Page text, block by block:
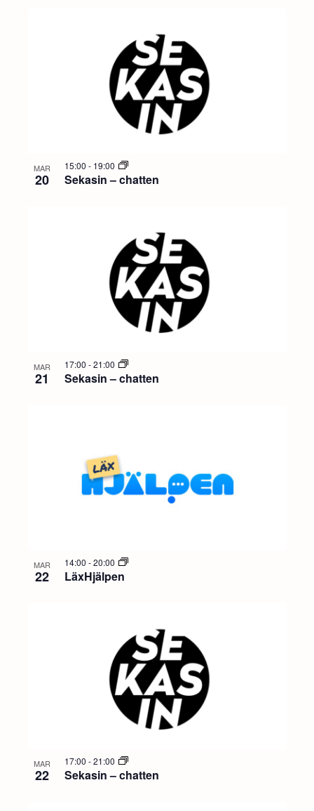
MAR
20 Sekasin – chatten
15:00 - 19:00
MAR
21 Sekasin – chatten
17:00 -21:00
MAR
22 LäxHjälpen
14:00 -20:00
MAR
22 Sekasin – chatten
17:00 -21:00